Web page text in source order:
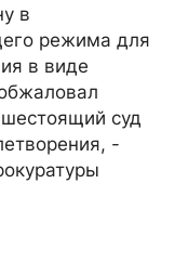
в
режима для
в виде
суд
-